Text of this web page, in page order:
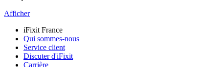
Afficher
iFixit France
Qui sommes-nous
Service client
Discuter d'iFixit
Carrière